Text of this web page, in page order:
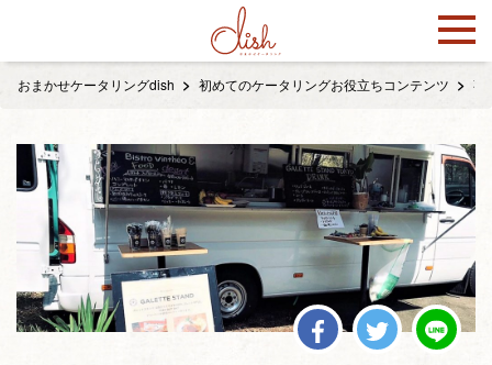
おまかせケータリングdish 初めてのケータリングお役立ちコンテンツ 事